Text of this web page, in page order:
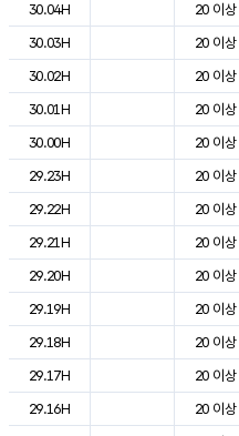
30.04H
20 이상
30.03H
20 이상
30.02H
20 이상
30.01H
20 이상
30.00H
20 이상
29.23H
20 이상
29.22H
20 이상
29.21H
20 이상
29.20H
20 이상
29.19H
20 이상
29.18H
20 이상
29.17H
20 이상
29.16H
20 이상